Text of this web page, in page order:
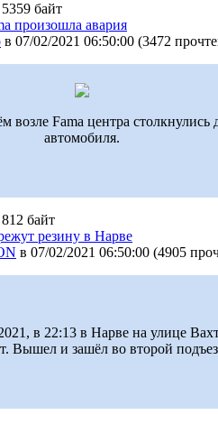
5359 байт
произошла авария
в 07/02/2021 06:50:00 (3472
возле Fama центра столкнулись
автомобиля.
812 байт
резину в Нарве
в 07/02/2021 06:50:00 (4905
в 22:13 в Нарве на улице
Вышел и зашёл во второй